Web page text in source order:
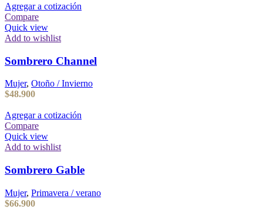
Agregar a cotización
Compare
Quick view
Add to wishlist
Sombrero Channel
Mujer, Otoño / Invierno
$48.900
Agregar a cotización
Compare
Quick view
Add to wishlist
Sombrero Gable
Mujer, Primavera / verano
$66.900